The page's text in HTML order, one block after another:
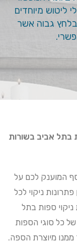
ליטוש מיוחדים
גבוה אשר
בתל אביב בשורות
המוענק לכם על
ניקוי לכל
ספות בתל
כל סוגי הספות
מיוצרת הספה.